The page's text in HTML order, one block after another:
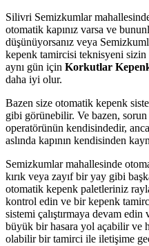
Silivri Semizkumlar
otomatik kapınız varsa ve
düşünüyorsanız veya
kepenk tamircisi teknisyeni
aynı gün için Korkutlar
daha iyi olur.
Bazen size otomatik kepenk
gibi görünebilir. Ve bazen,
operatörünün kendisindedir,
aslında kapının kendisinden
Semizkumlar mahallesinde
kırık veya zayıf bir yay gibi
otomatik kepenk paletleriniz
kontrol edin ve bir kepenk
sistemi çalıştırmaya devam edin
büyük bir hasara yol açabilir ve
olabilir bir tamirci ile iletişime